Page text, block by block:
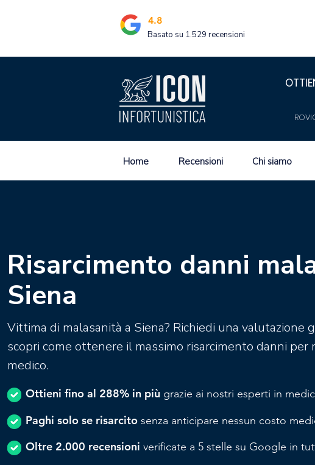
4.8
Basato su 1.529 recensioni
Home Recensioni Chi siamo
Risarcimento danni
Siena
Vittima di malasanità a Siena? Richiedi una valutazione
scopri come ottenere il massimo risarcimento danni per
medico.
Ottieni fino al 288% in più grazie ai nostri esperti in
Paghi solo se risarcito senza anticipare nessun costo
Oltre 2.000 recensioni verificate a 5 stelle su Google in